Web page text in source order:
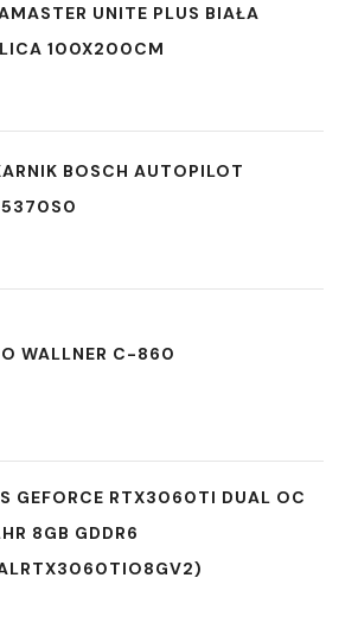
UNITE PLUS BIAŁA
100X200CM
BOSCH AUTOPILOT
WALLNER C-860
GEFORCE RTX3060TI DUAL OC
8GB GDDR6